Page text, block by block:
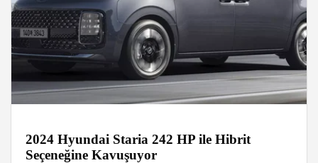
2024 Hyundai Staria 242 HP ile Hibrit
Seçeneğine Kavuşuyor